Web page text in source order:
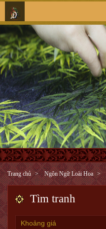
Trang chủ Ngôn Ngữ Loài Hoa
Tìm tranh